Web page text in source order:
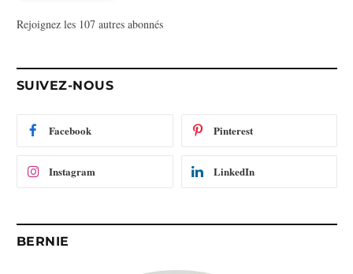
s
m
Rejoignez les 107 autres abonnés
SUIVEZ-NOUS
Facebook Pinterest
Instagram LinkedIn
BERNIE